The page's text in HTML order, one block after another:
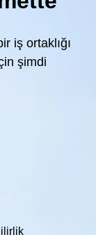
iş ortaklığı
şimdi